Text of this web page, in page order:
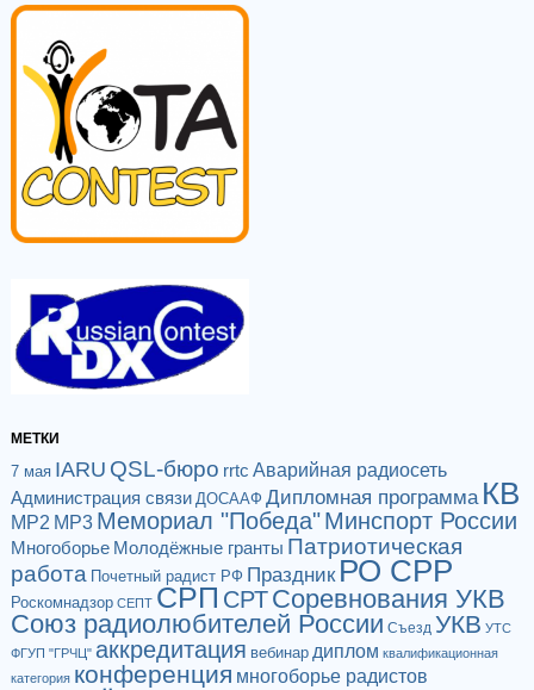
МЕТКИ
7 мая IARU QSL-бюро rrtc Аварийная радиосеть
Администрация связи ДОСААФ Дипломная программа КВ
МР2 МР3 Мемориал "Победа"Минспорт России
Многоборье Молодёжные гранты Патриотическая
работа Почетный радист РФ Праздник РО СРР
Роскомнадзор СЕПТ СРП СРТСоревнования УКВ
Союз радиолюбителей России Съезд УКВ УТС
ФГУП "ГРЧЦ" аккредитация вебинар диплом квалификационная
категория конференция многоборье радистов